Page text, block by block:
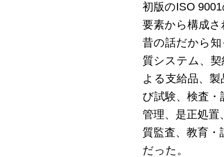
初版のISO
要素から構成
昔の話だから
質システム、
よる支給品、
び試験、検査
管理、是正処置
質監査、教育
だった。